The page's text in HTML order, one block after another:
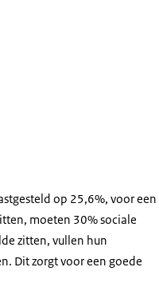
op 25,6%, voor een
moeten 30% sociale
zitten, vullen hun
Dit zorgt voor een goede